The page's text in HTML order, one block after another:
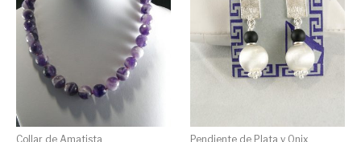
Collar de Amatista
Pendiente de Plata y Onix